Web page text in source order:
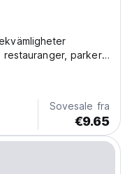
parker,
Sovesale fra
€9.65